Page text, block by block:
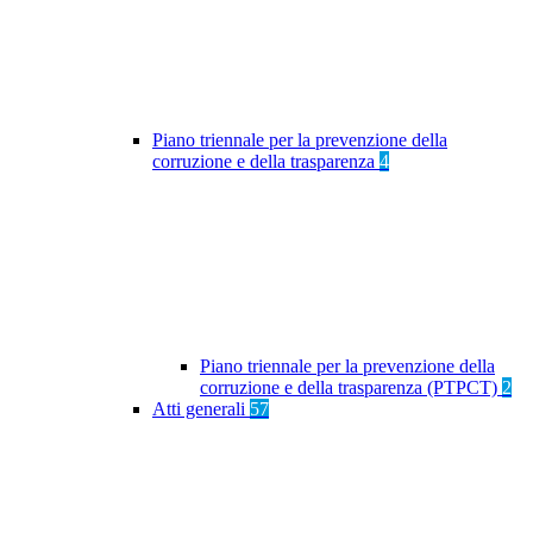
Piano triennale per la prevenzione della
corruzione e della trasparenza 4
Piano triennale per la prevenzione della
corruzione e della trasparenza (PTPCT) 2
Atti generali 57